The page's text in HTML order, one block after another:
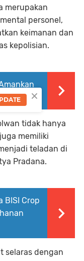
merupakan
personel,
keimanan dan
kepolisian.
H
tidak hanya
memiliki
teladan di
Pradana.
BISI Crop
selaras dengan
×